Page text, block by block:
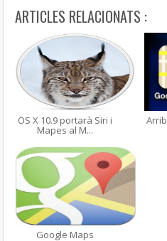
ARTICLES RELACIONATS :
OS X 10.9 portarà Siri i
Mapes al M...
Google Maps